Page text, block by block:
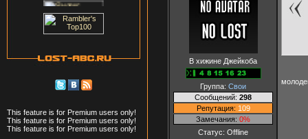
This feature is for Premium users only!
This feature is for Premium users only!
This feature is for Premium users only!
В хижине Джейкоба
Группа: Свои
Сообщений: 298
Репутация: 109
Замечания: 0%
Статус: Offline